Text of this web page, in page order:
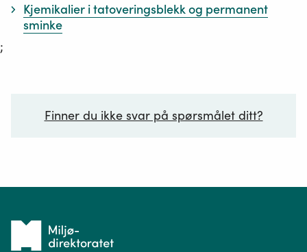
Kjemikalier i tatoveringsblekk og permanent
sminke
;
Finner du ikke svar på spørsmålet ditt?
Tilbake